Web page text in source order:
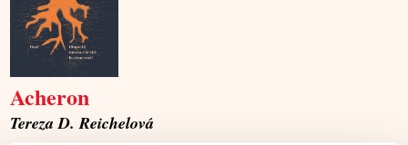
Acheron
Tereza D. Reichelová